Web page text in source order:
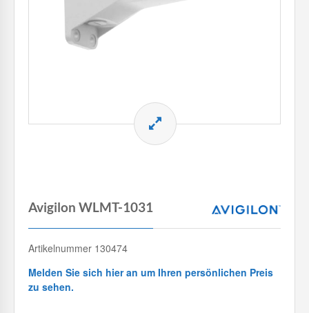
Avigilon WLMT-1031
Artikelnummer 130474
Melden Sie sich hier an um Ihren persönlichen Preis
zu sehen.